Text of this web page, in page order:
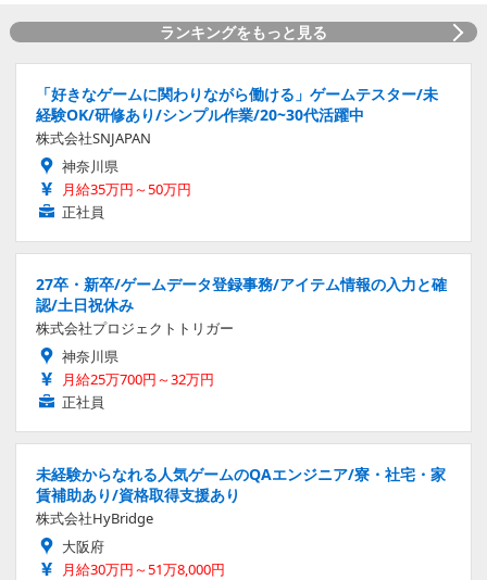
ランキングをもっと見る
「好きなゲームに関わりながら働ける」ゲームテスター/未
経験OK/研修あり/シンプル作業/20~30代活躍中
株式会社SNJAPAN
神奈川県
月給35万円～50万円
正社員
27卒・新卒/ゲームデータ登録事務/アイテム情報の入力と確
認/土日祝休み
株式会社プロジェクトトリガー
神奈川県
月給25万700円～32万円
正社員
未経験からなれる人気ゲームのQAエンジニア/寮・社宅・家
賃補助あり/資格取得支援あり
株式会社HyBridge
大阪府
月給30万円～51万8,000円